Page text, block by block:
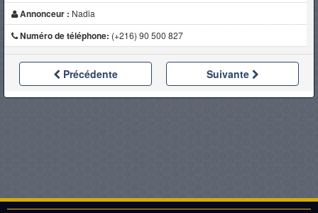
Annonceur : Nadia
Numéro de téléphone: (+216) 90 500 827
Précédente Suivante